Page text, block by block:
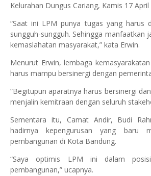
Kelurahan Dungus Cariang, Kamis 17 April
“Saat ini LPM punya tugas yang harus
sungguh-sungguh. Sehingga manfaatkan
kemaslahatan masyarakat,” kata Erwin.
Menurut Erwin, lembaga
harus mampu bersinergi dengan
“Begitupun aparatnya harus bersinergi
menjalin kemitraan dengan seluruh
Sementara itu, Camat Andir, Budi
hadirnya kepengurusan yang baru
pembangunan di Kota Bandung.
“Saya optimis LPM ini dalam
pembangunan,” ucapnya.